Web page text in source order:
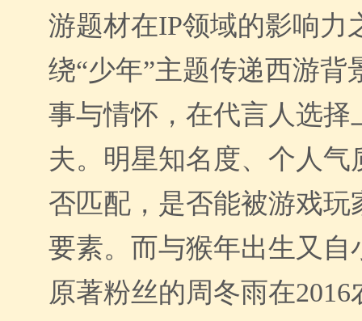
游题材在IP领域的影响力
绕“少年”主题传递西游背
事与情怀，在代言人选择
夫。明星知名度、个人气
否匹配，是否能被游戏玩
要素。而与猴年出生又自
原著粉丝的周冬雨在